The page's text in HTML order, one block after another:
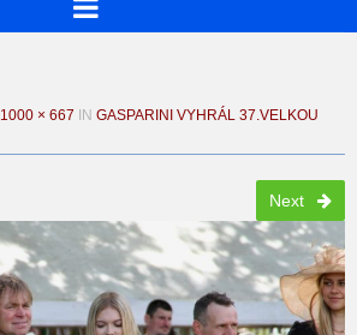
1000 × 667 IN GASPARINI VYHRÁL 37.VELKOU
Next